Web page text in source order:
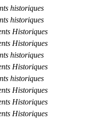
historiques
historiques
Historiques
Historiques
historiques
Historiques
historiques
Historiques
Historiques
Historiques